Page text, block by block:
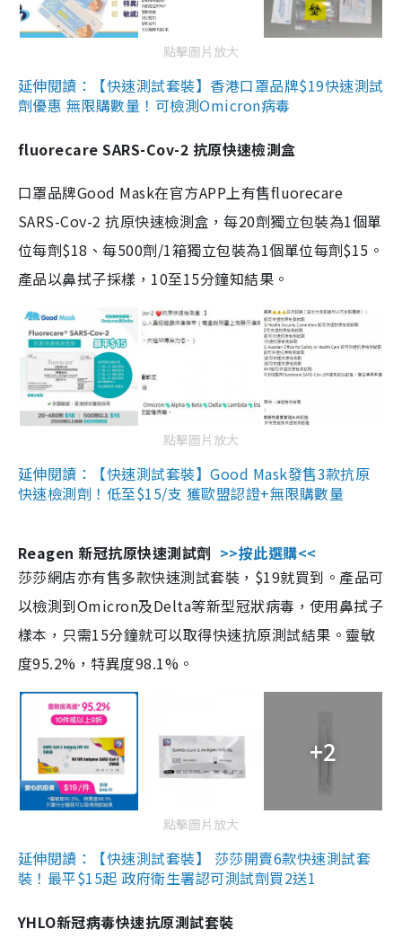
點擊圖片放大
延伸閱讀：【快速測試套裝】香港口罩品牌$19快速測試
劑優惠 無限購數量！可檢測Omicron病毒
fluorecare SARS-Cov-2 抗原快速檢測盒
口罩品牌Good Mask在官方APP上有售fluorecare
SARS-Cov-2 抗原快速檢測盒，每20劑獨立包裝為1個單
位每劑$18、每500劑/1箱獨立包裝為1個單位每劑$15。
產品以鼻拭子採樣，10至15分鐘知結果。
點擊圖片放大
延伸閱讀：【快速測試套裝】Good Mask發售3款抗原
快速檢測劑！低至$15/支 獲歐盟認證+無限購數量
Reagen 新冠抗原快速測試劑 >>按此選購<<
莎莎網店亦有售多款快速測試套裝，$19就買到。產品可
以檢測到Omicron及Delta等新型冠狀病毒，使用鼻拭子
樣本，只需15分鐘就可以取得快速抗原測試結果。靈敏
度95.2%，特異度98.1%。
+2
點擊圖片放大
延伸閱讀：【快速測試套裝】 莎莎開賣6款快速測試套
裝！最平$15起 政府衛生署認可測試劑買2送1
YHLO新冠病毒快速抗原測試套裝